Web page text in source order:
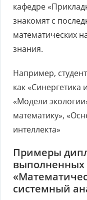
кафедре
знакомят с
математических
знания.
Например,
как «Синергетика
«Модели
математику»,
интеллекта»
Примеры
выполненных
системный